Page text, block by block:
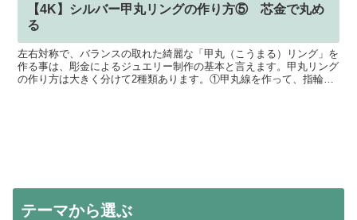
【4K】シルバー甲丸リングの作り方⑤ 芯金で丸め
る
左右対称で、バランスの取れた綺麗な「甲丸（こうまる）リング」を
作る事は、彫金によるジュエリー制作の基本と言えます。甲丸リング
の作り方は大きく分けて2種類あります。①甲丸線を作って、指輪を
テーマから選ぶ